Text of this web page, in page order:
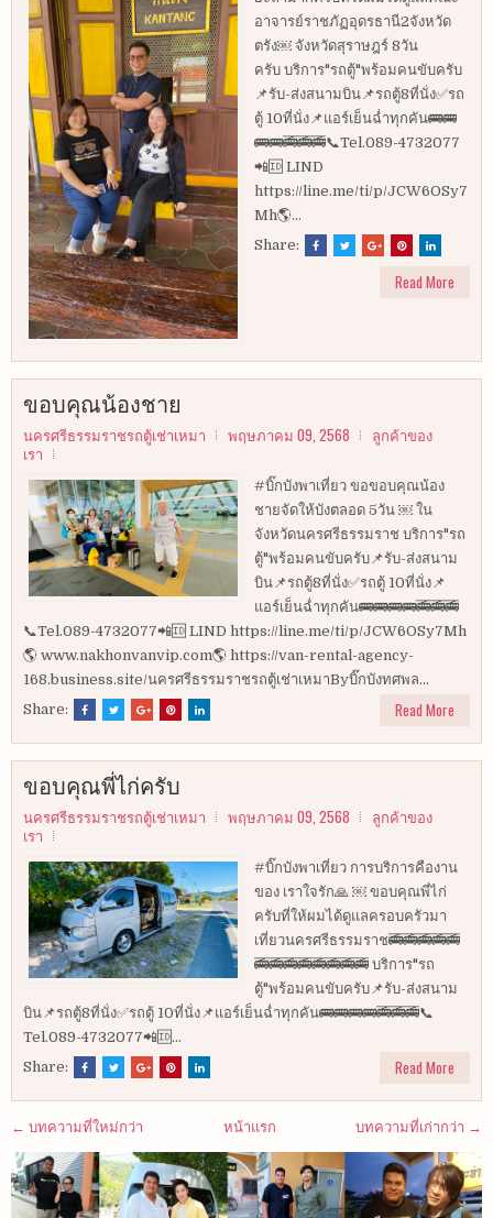
อาจารย์ราชภัฏอุดรธานี2จังหวัด
ตรัง￼ จังหวัดสุราษฎร์ 8วัน
ครับ บริการ"รถตู้"พร้อมคนขับครับ
📌รับ-ส่งสนามบิน📌รถตู้8ที่นั่ง✅รถ
ตู้ 10ที่นั่ง📌แอร์เย็นฉ่ำทุกคัน🚌🚌
🚌🚌🚎🚎🚎📞Tel.089-4732077
📲🆔 LIND
https://line.me/ti/p/JCW6OSy7
Mh🌎...
Share:
Read More
ขอบคุณน้องชาย
นครศรีธรรมราชรถตู้เช่าเหมา พฤษภาคม 09, 2568
ลูกค้าของ
เรา
#บิ๊กบังพาเที่ยว ขอขอบคุณน้อง
ชายจัดให้บังตลอด 5วัน ￼ ใน
จังหวัดนครศรีธรรมราช บริการ"รถ
ตู้"พร้อมคนขับครับ📌รับ-ส่งสนาม
บิน📌รถตู้8ที่นั่ง✅รถตู้ 10ที่นั่ง📌
แอร์เย็นฉ่ำทุกคัน🚌🚌🚌🚌🚎🚎🚎
📞Tel.089-4732077📲🆔 LIND https://line.me/ti/p/JCW6OSy7Mh
🌎 www.nakhonvanvip.com🌎 https://van-rental-agency-
168.business.site/นครศรีธรรมราชรถตู้เช่าเหมาByบิ๊กบังทศพล...
Share:
Read More
ขอบคุณพี่ไก่ครับ
นครศรีธรรมราชรถตู้เช่าเหมา พฤษภาคม 09, 2568
ลูกค้าของ
เรา
#บิ๊กบังพาเที่ยว การบริการคืองาน
ของ เราใจรัก🙏 ￼ ขอบคุณพี่ไก่
ครับที่ให้ผมได้ดูแลครอบครัวมา
เที่ยวนครศรีธรรมราช🚎🚎🚎🚎🚎
🚎🚎🚎🚎🚎🚎🚎🚎 บริการ"รถ
ตู้"พร้อมคนขับครับ📌รับ-ส่งสนาม
บิน📌รถตู้8ที่นั่ง✅รถตู้ 10ที่นั่ง📌แอร์เย็นฉ่ำทุกคัน🚌🚌🚌🚌🚎🚎🚎📞
Tel.089-4732077📲🆔...
Share:
Read More
← บทความที่ใหม่กว่า บทความที่เก่ากว่า →
หน้าแรก